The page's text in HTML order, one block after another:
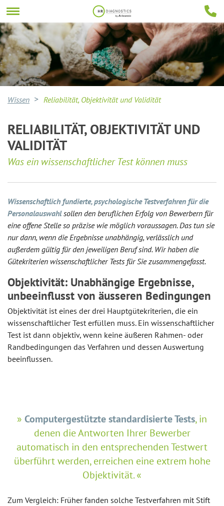
Wissen Reliabilität, Objektivität und Validität
RELIABILITÄT, OBJEKTIVITÄT UND
VALIDITÄT
Was ein wissenschaftlicher Test können muss
Wissenschaftlich fundierte, psychologische Testverfahren für die
Personalauswahlsollen den beruflichen Erfolg von Bewerbern für
eine offene Stelle so präzise wie möglich voraussagen. Das tun sie
nur dann, wenn die Ergebnisse unabhängig, verlässlich und
außerdem gültig für den jeweiligen Beruf sind. Wir haben die
Gütekriterien wissenschaftlicher Tests für Sie zusammengefasst.
Objektivität: Unabhängige Ergebnisse,
unbeeinflusst von äusseren Bedingungen
Objektivität ist eines der drei Hauptgütekriterien, die ein
wissenschaftlicher Test erfüllen muss. Ein wissenschaftlicher
Test ist dann objektiv, wenn keine äußeren Rahmen- oder
Randbedingungen das Verfahren und dessen Auswertung
beeinflussen.
Computergestützte standardisierte Tests, in
denen die Antworten Ihrer Bewerber
automatisch in den entsprechenden Testwert
überführt werden, erreichen eine extrem hohe
Objektivität.
Zum Vergleich: Früher fanden solche Testverfahren mit Stift